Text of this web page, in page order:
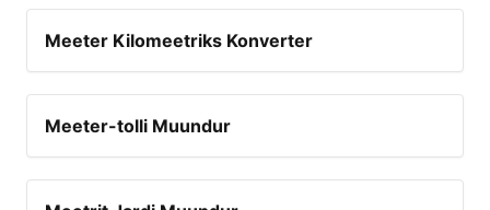
Meeter Kilomeetriks Konverter
Meeter-tolli Muundur